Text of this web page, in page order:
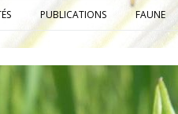
PUBLICATIONS FAUNE